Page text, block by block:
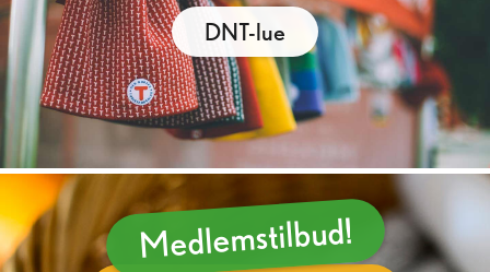
DNT-lue
Medlemstilbud!